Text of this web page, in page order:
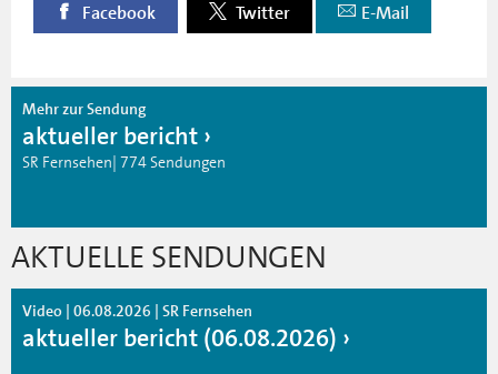
Facebook Twitter E-Mail
Mehr zur Sendung
aktueller bericht
SR Fernsehen| 774 Sendungen
AKTUELLE SENDUNGEN
Video | 06.08.2026 | SR Fernsehen
aktueller bericht (06.08.2026)